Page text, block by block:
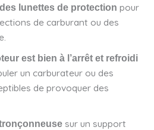
lunettes de protection pour
de carburant ou des
est bien à l’arrêt et refroidi
un carburateur ou des
de provoquer des
sur un support